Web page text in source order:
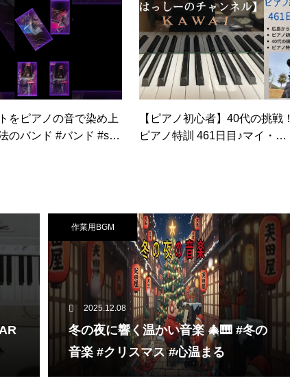
をピアノの音で染め上
のバンド #バンド #spe
【ピアノ初心者】40代の挑戦！
ピアノ特訓 461日目♪マイ・フ
作業用BGM
2025.12.08
冬の夜に響く温かい音楽 🎄🎹 #冬の
音楽 #クリスマス #心温まる